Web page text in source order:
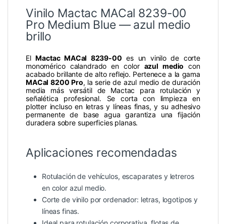
Vinilo Mactac MACal 8239-00
Pro Medium Blue — azul medio
brillo
ElMactac MACal 8239-00 es un vinilo de corte
monomérico calandrado en color azul medio con
acabado brillante de alto reflejo. Pertenece a la gama
MACal 8200 Pro, la serie de azul medio de duración
media más versátil de Mactac para rotulación y
señalética profesional. Se corta con limpieza en
plotter incluso en letras y líneas finas, y su adhesivo
permanente de base agua garantiza una fijación
duradera sobre superficies planas.
Aplicaciones recomendadas
Rotulación de vehículos, escaparates y letreros
en color azul medio.
Corte de vinilo por ordenador: letras, logotipos y
líneas finas.